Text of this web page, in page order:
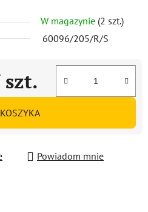
W magazynie (2 szt.)
60096/205/R/S
szt.
Powiadom mnie